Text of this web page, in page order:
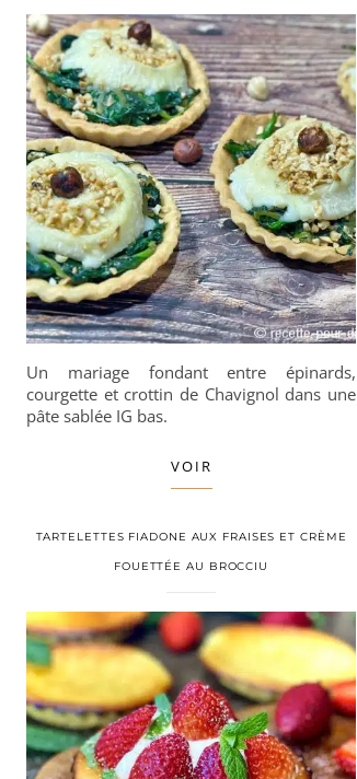
Un mariage fondant entre épinards,
courgette et crottin de Chavignol dans une
pâte sablée IG bas.
VOIR
TARTELETTES FIADONE AUX FRAISES ET CRÈME
FOUETTÉE AU BROCCIU